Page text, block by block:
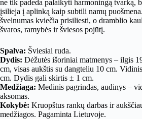
ne tik padeda palaikyti harmoningą tvarką,
įsilieja į aplinką kaip subtili namų
švelnumas kviečia prisiliesti, o dramblio
švaros, ramybės ir šviesos pojūtį.
Spalva: Šviesiai ruda.
Dydis: Dėžutės išoriniai matmenys – ilgis
cm, visas aukštis su dangteliu 10 cm.
cm. Dydis gali skirtis ± 1 cm.
Medžiaga: Medinis pagrindas, audinys –
aksomas.
Kokybė: Kruopštus rankų darbas ir
medžiagos. Pagaminta Lietuvoje.